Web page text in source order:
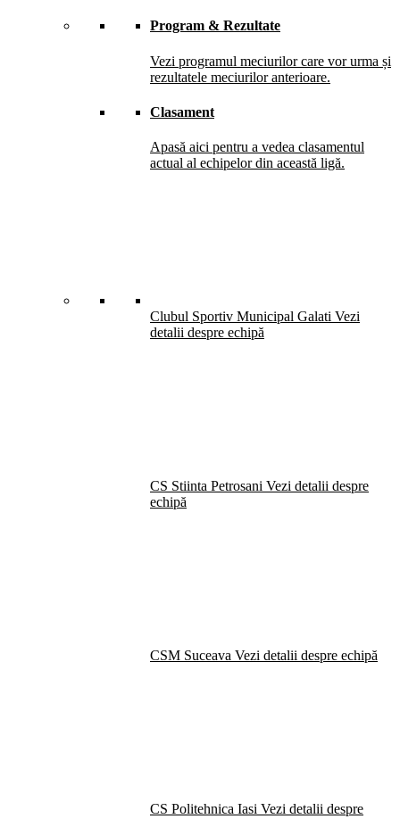
Program & Rezultate
Vezi programul meciurilor care vor urma și
rezultatele meciurilor anterioare.
Clasament
Apasă aici pentru a vedea clasamentul
actual al echipelor din această ligă.
Clubul Sportiv Municipal Galati Vezi
detalii despre echipă
CS Stiinta Petrosani Vezi detalii despre
echipă
CSM Suceava Vezi detalii despre echipă
CS Politehnica Iasi Vezi detalii despre